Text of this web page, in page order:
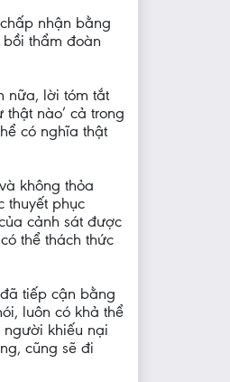
nhận bằng
thẩm đoàn
nữa, lời tóm tắt
nào’ cả trong
có nghĩa thật
không thỏa
thuyết phục
cảnh sát được
thể thách thức
tiếp cận bằng
luôn có khả thể
khiếu nại
cũng sẽ đi